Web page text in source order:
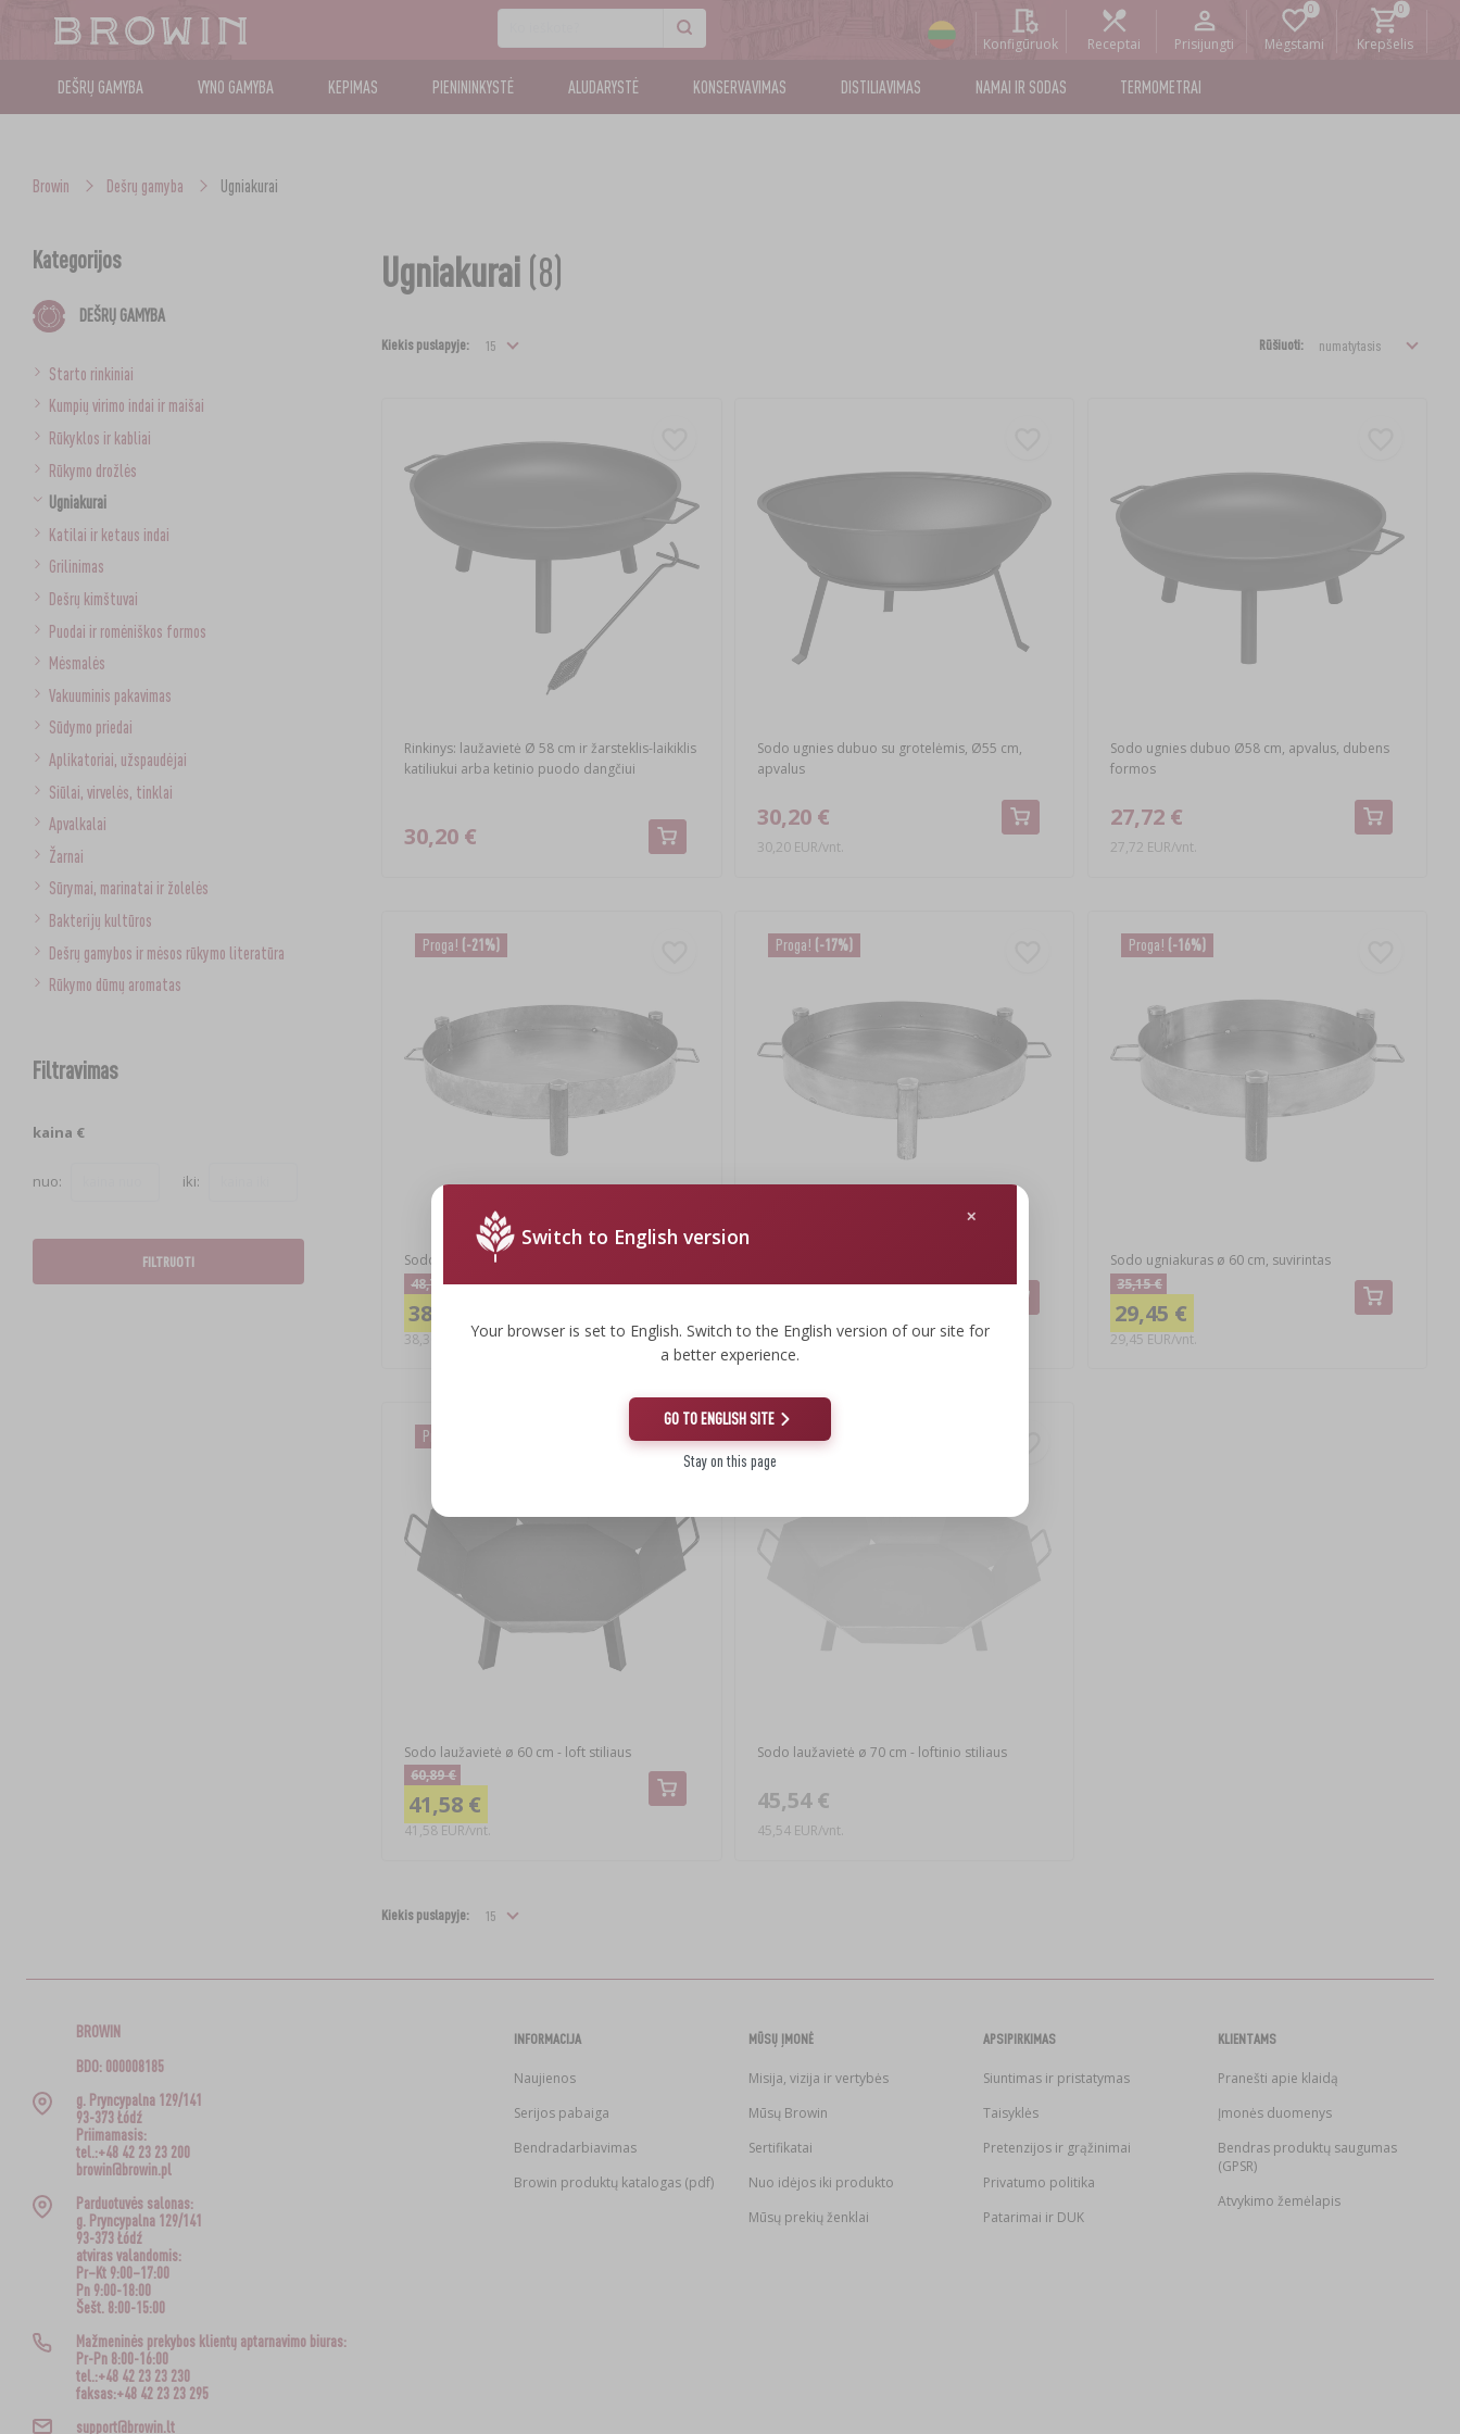
Konfigūruok Receptai Prisijungti Mėgstami Krepšelis
DEŠRŲ GAMYBA VYNO GAMYBA KEPIMAS PIENININKYSTĖ ALUDARYSTĖ KONSERVAVIMAS DISTILIAVIMAS NAMAI IR SODAS TERMOMETRAI
Browin Dešrų gamyba Ugniakurai
Kategorijos
DEŠRŲ GAMYBA
Starto rinkiniai
Kumpių virimo indai ir maišai
Rūkyklos ir kabliai
Rūkymo drožlės
Ugniakurai
Katilai ir ketaus indai
Grilinimas
Dešrų kimštuvai
Puodai ir romėniškos formos
Mėsmalės
Vakuuminis pakavimas
Sūdymo priedai
Aplikatoriai, užspaudėjai
Siūlai, virvelės, tinklai
Apvalkalai
Žarnai
Sūrymai, marinatai ir žolelės
Bakterijų kultūros
Dešrų gamybos ir mėsos rūkymo literatūra
Rūkymo dūmų aromatas
Filtravimas
kaina €
nuo: iki:
FILTRUOTI
Ugniakurai(8)
Kiekis puslapyje: Rūšiuoti:
Rinkinys: laužavietė Ø 58 cm ir žarsteklis-laikiklis
katiliukui arba ketinio puodo dangčiui
30,20 €
Sodo ugnies dubuo su grotelėmis, Ø55 cm,
apvalus
30,20 €
30,20 EUR/vnt.
Sodo ugnies dubuo Ø58 cm, apvalus, dubens
formos
27,72 €
27,72 EUR/vnt.
Proga! (-21%)
Sodo ugniakuras ø 80 cm, suvirintas
48,76 €
38,36 €
38,36 EUR/vnt.
Proga! (-17%)
40,84 €
33,91 EUR/vnt.
Proga! (-16%)
Sodo ugniakuras ø 60 cm, suvirintas
35,15 €
29,45 €
29,45 EUR/vnt.
Proga!
Sodo laužavietė ø 60 cm - loft stiliaus
60,89 €
41,58 €
41,58 EUR/vnt.
Nepasiekiamas
Sodo laužavietė ø 70 cm - loftinio stiliaus
45,54 €
45,54 EUR/vnt.
Kiekis puslapyje:
Switch to English version
Your browser is set to English. Switch to the English version of our site for
a better experience.
GO TO ENGLISH SITE
Stay on this page
BROWIN
BDO: 000008185
g. Pryncypalna 129/141
93-373 Łódź
Priimamasis:
tel.:+48 42 23 23 200
browin@browin.pl
Parduotuvės salonas:
g. Pryncypalna 129/141
93-373 Łódź
atviras valandomis:
Pr–Kt 9:00–17:00
Pn 9:00-18:00
Šešt. 8:00-15:00
Mažmeninės prekybos klientų aptarnavimo biuras:
Pr-Pn 8:00-16:00
tel.:+48 42 23 23 230
faksas:+48 42 23 23 295
support@browin.lt
INFORMACIJA
Naujienos
Serijos pabaiga
Bendradarbiavimas
Browin produktų katalogas (pdf)
MŪSŲ ĮMONĖ
Misija, vizija ir vertybės
Mūsų Browin
Sertifikatai
Nuo idėjos iki produkto
Mūsų prekių ženklai
APSIPIRKIMAS
Siuntimas ir pristatymas
Taisyklės
Pretenzijos ir grąžinimai
Privatumo politika
Patarimai ir DUK
KLIENTAMS
Pranešti apie klaidą
Įmonės duomenys
Bendras produktų saugumas
(GPSR)
Atvykimo žemėlapis